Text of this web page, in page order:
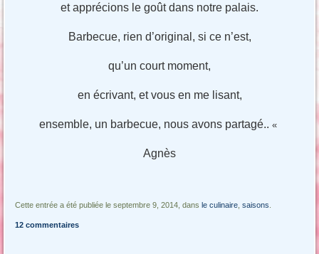
et apprécions le goût dans notre palais.
Barbecue, rien d’original, si ce n’est,
qu’un court moment,
en écrivant, et vous en me lisant,
ensemble, un barbecue, nous avons partagé.. «
Agnès
Cette entrée a été publiée le septembre 9, 2014, dansle culinaire ,saisons
12 commentaires